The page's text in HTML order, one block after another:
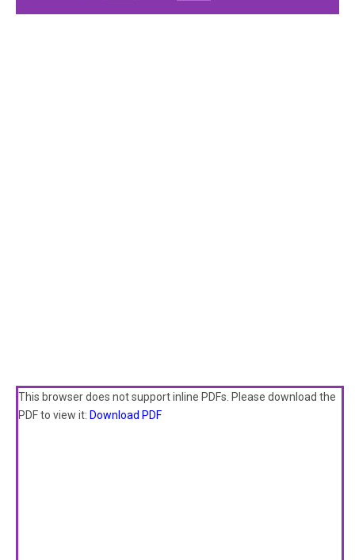
This browser does not support inline PDFs. Please download the
PDF to view it: Download PDF